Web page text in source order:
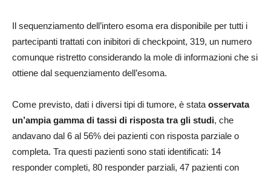
Il sequenziamento dell’intero esoma era disponibile per tutti i
partecipanti trattati con inibitori di checkpoint, 319, un numero
comunque ristretto considerando la mole di informazioni che si
ottiene dal sequenziamento dell’esoma.
Come previsto, dati i diversi tipi di tumore, è stata osservata
un’ampia gamma di tassi di risposta tra gli studi, che
andavano dal 6 al 56% dei pazienti con risposta parziale o
completa. Tra questi pazienti sono stati identificati: 14
responder completi, 80 responder parziali, 47 pazienti con